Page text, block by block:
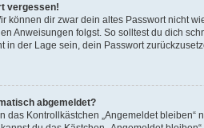
vergessen!
können dir zwar dein altes Passwort nicht
Anweisungen folgst. So solltest du dich
in der Lage sein, dein Passwort
abgemeldet?
das Kontrollkästchen „Angemeldet